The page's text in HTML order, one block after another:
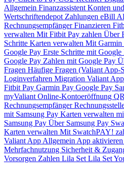
Allgemein Finanzassistent Konten
Wertschriftendepot Zahlungen eBill
RechnungsempfängerFinanzieren
verwalten Mit Fitbit Pay zahlen Über
Schritte Karten verwalten Mit Garmin
Google Pay Erste Schritte mit Google
Google Pay Zahlen mit Google Pay
Fragen Häufige Fragen (Valiant App-
Loginverfahren Migration Valiant App
Fitbit Pay Garmin Pay Google Pay
myValiant Online-Kontoeröffnung
Rechnungsempfänger
mit Samsung Pay Karten verwalten
Samsung Pay Über Samsung Pay
Karten verwalten Mit SwatchPAY!
Valiant App Allgemein App
Mehrfachnutzung Sicherheit &
Vorsorgen Zahlen Lila Set Lila Set